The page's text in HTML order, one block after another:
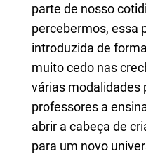
parte de nosso
percebermos, essa
introduzida de
muito cedo nas
várias modalidades
professores a
abrir a cabeça de
para um novo